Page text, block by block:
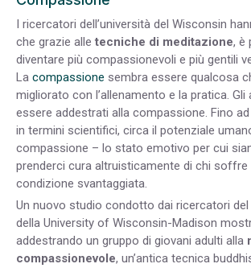
I ricercatori dell’università del Wisconsin
che grazie alle tecniche di meditazione, è
diventare più compassionevoli e più gentili
La compassione sembra essere qualcosa
migliorato con l’allenamento e la pratica.
essere addestrati alla compassione. Fino
in termini scientifici, circa il potenziale
compassione – lo stato emotivo per cui
prenderci cura altruisticamente di chi soffre
condizione svantaggiata.
Un nuovo studio condotto dai ricercatori
della University of Wisconsin-Madison
addestrando un gruppo di giovani adulti alla
compassionevole, un’antica tecnica